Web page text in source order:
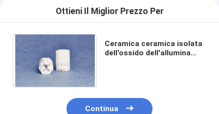
Ottieni Il Miglior Prezzo Per
Ceramica ceramica isolata
dell'ossido dell'allumina
Continua